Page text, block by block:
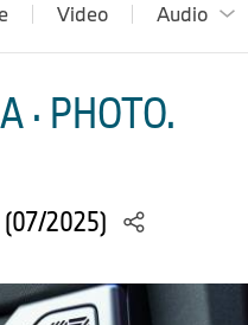
Video Audio
· PHOTO.
2025)